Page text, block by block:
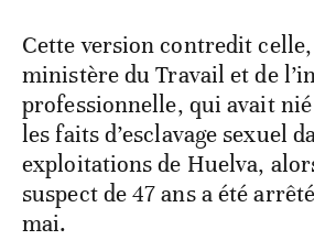
Cette version contredit
ministère du Travail et de
professionnelle, qui avait
les faits d’esclavage sexuel
exploitations de Huelva,
suspect de 47 ans a été
mai.